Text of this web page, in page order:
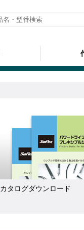
カタログダウンロード